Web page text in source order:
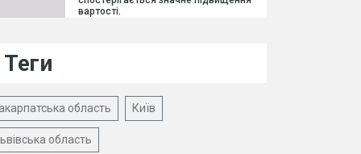
вартості.
Теги
область Київ
область